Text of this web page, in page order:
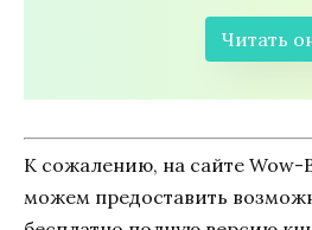
Читать
К сожалению, на сайте Wow-
можем предоставить